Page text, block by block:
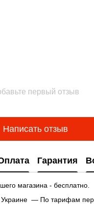
первый отзыв
Написать отзыв
Гарантия
магазина - бесплатно.
Украине — По тарифам